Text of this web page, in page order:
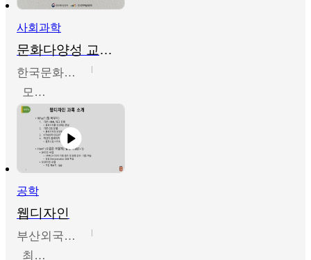
사회과학
문화다양성 교육의 이해
한국문화예술교육진흥원
모경환,성상환,정문성
공학
웹디자인
부산외국어대학교
최진오